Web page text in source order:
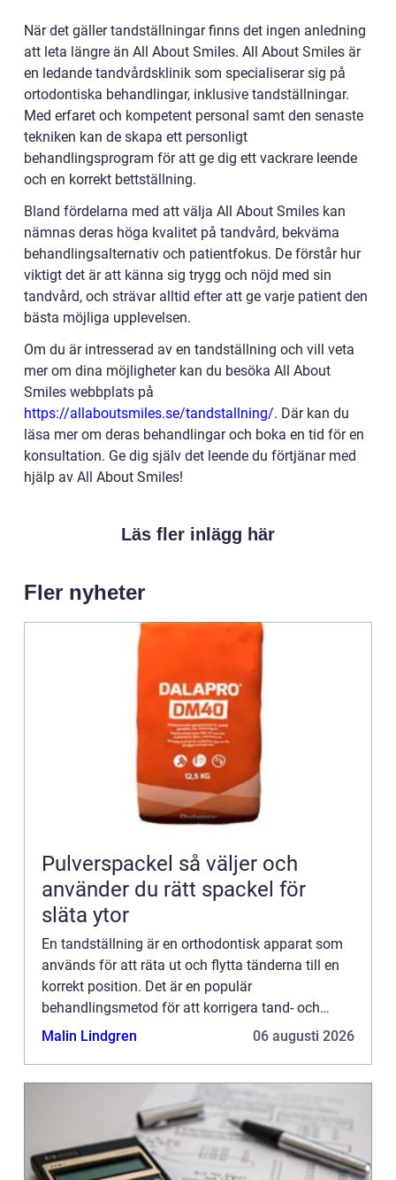
När det gäller tandställningar finns det ingen anledning
att leta längre än All About Smiles. All About Smiles är
en ledande tandvårdsklinik som specialiserar sig på
ortodontiska behandlingar, inklusive tandställningar.
Med erfaret och kompetent personal samt den senaste
tekniken kan de skapa ett personligt
behandlingsprogram för att ge dig ett vackrare leende
och en korrekt bettställning.
Bland fördelarna med att välja All About Smiles kan
nämnas deras höga kvalitet på tandvård, bekväma
behandlingsalternativ och patientfokus. De förstår hur
viktigt det är att känna sig trygg och nöjd med sin
tandvård, och strävar alltid efter att ge varje patient den
bästa möjliga upplevelsen.
Om du är intresserad av en tandställning och vill veta
mer om dina möjligheter kan du besöka All About
Smiles webbplats på
https://allaboutsmiles.se/tandstallning/. Där kan du
läsa mer om deras behandlingar och boka en tid för en
konsultation. Ge dig själv det leende du förtjänar med
hjälp av All About Smiles!
Läs fler inlägg här
Fler nyheter
Pulverspackel så väljer och
använder du rätt spackel för
släta ytor
En tandställning är en orthodontisk apparat som
används för att räta ut och flytta tänderna till en
korrekt position. Det är en populär
behandlingsmetod för att korrigera tand- och
käkfel, och är...
Malin Lindgren 06 augusti 2026